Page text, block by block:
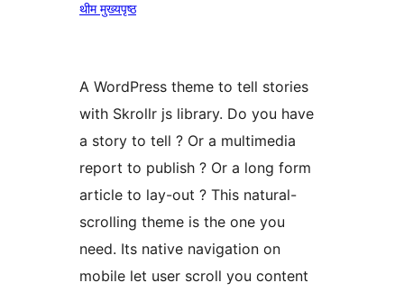
थीम मुख्यपृष्ठ
A WordPress theme to tell stories
with Skrollr js library. Do you have
a story to tell ? Or a multimedia
report to publish ? Or a long form
article to lay-out ? This natural-
scrolling theme is the one you
need. Its native navigation on
mobile let user scroll you content